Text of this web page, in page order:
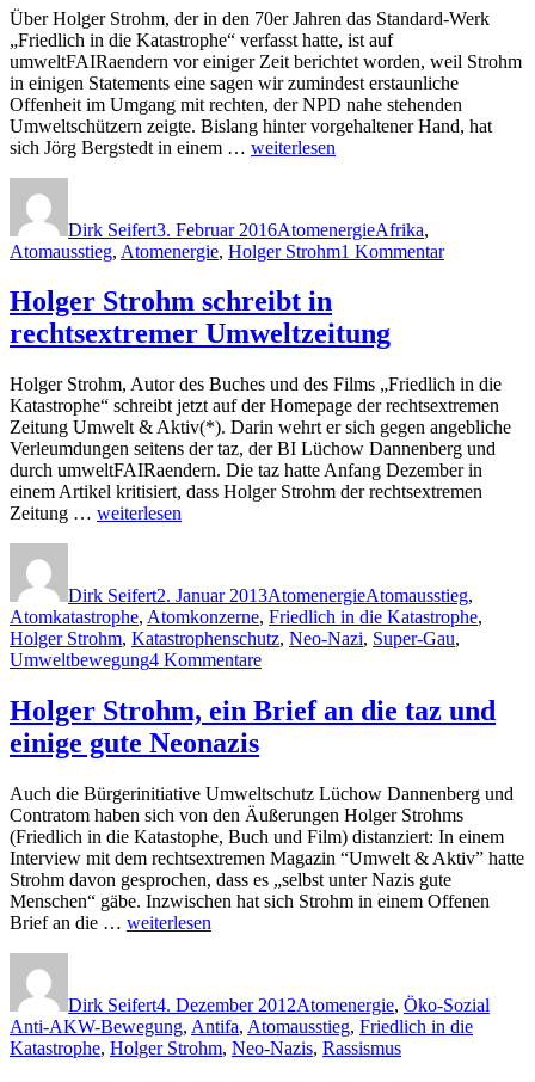
rechten
Sumpf
und
Klage
verloren
Über Holger Strohm, der in den 70er Jahren das Standard-Werk
„Friedlich in die Katastrophe“ verfasst hatte, ist auf
umweltFAIRaendern vor einiger Zeit berichtet worden, weil Strohm
in einigen Statements eine sagen wir zumindest erstaunliche
Offenheit im Umgang mit rechten, der NPD nahe stehenden
Umweltschützern zeigte. Bislang hinter vorgehaltener Hand, hat
sich Jörg Bergstedt in einem … „Friedliche
und
die
weiterlesen
Dirk Seifert3. Februar 2016AtomenergieAfrika,
Atomausstieg, Atomenergie, Holger Strohm1 Kommentarzu
die
Holger Strohm schreibt in
rechtsextremer Umweltzeitung
Holger Strohm, Autor des Buches und des Films „Friedlich in die
Katastrophe“ schreibt jetzt auf der Homepage der rechtsextremen
Zeitung Umwelt & Aktiv(*). Darin wehrt er sich gegen angebliche
Verleumdungen seitens der taz, der BI Lüchow Dannenberg und
durch umweltFAIRaendern. Die taz hatte Anfang Dezember in
einem Artikel kritisiert, dass Holger Strohm der rechtsextremen
Zeitung … „Holger
rechtsextremer
Umweltzeitung“
weiterlesen
Dirk Seifert2. Januar 2013AtomenergieAtomausstieg,
Atomkatastrophe, Atomkonzerne, Friedlich in die Katastrophe,
Holger Strohm, Katastrophenschutz, Neo-Nazi, Super-Gau,
Umweltbewegung4 Kommentarezu
Strohm
schreibt
Umweltzeitung
Holger Strohm, ein Brief an die taz und
einige gute Neonazis
Auch die Bürgerinitiative Umweltschutz Lüchow Dannenberg und
Contratom haben sich von den Äußerungen Holger Strohms
(Friedlich in die Katastophe, Buch und Film) distanziert: In einem
Interview mit dem rechtsextremen Magazin “Umwelt & Aktiv” hatte
Strohm davon gesprochen, dass es „selbst unter Nazis gute
Menschen“ gäbe. Inzwischen hat sich Strohm in einem Offenen
Brief an die … „Holger
an
die
taz
weiterlesen
Dirk Seifert4. Dezember 2012Atomenergie, Öko-Sozial
Anti-AKW-Bewegung, Antifa, Atomausstieg, Friedlich in die
Katastrophe, Holger Strohm, Neo-Nazis, Rassismus